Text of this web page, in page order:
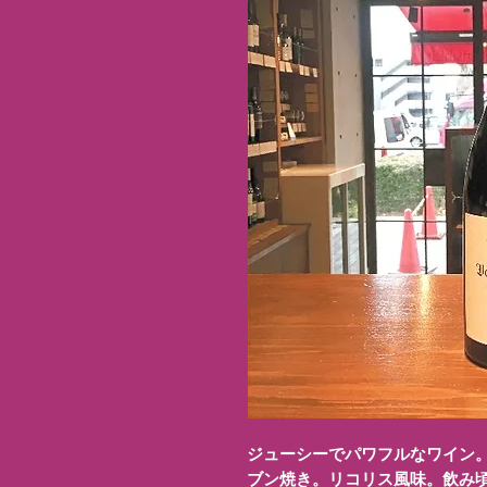
ジューシーでパワフルなワイン
ブン焼き。リコリス風味。飲